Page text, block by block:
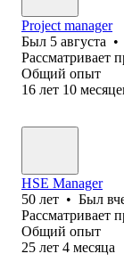
Project manager
Был 5 августа •
Рассматривает
Общий опыт
16 лет 10
HSE Manager
50 лет • Был
Рассматривает
Общий опыт
25 лет 4 месяца